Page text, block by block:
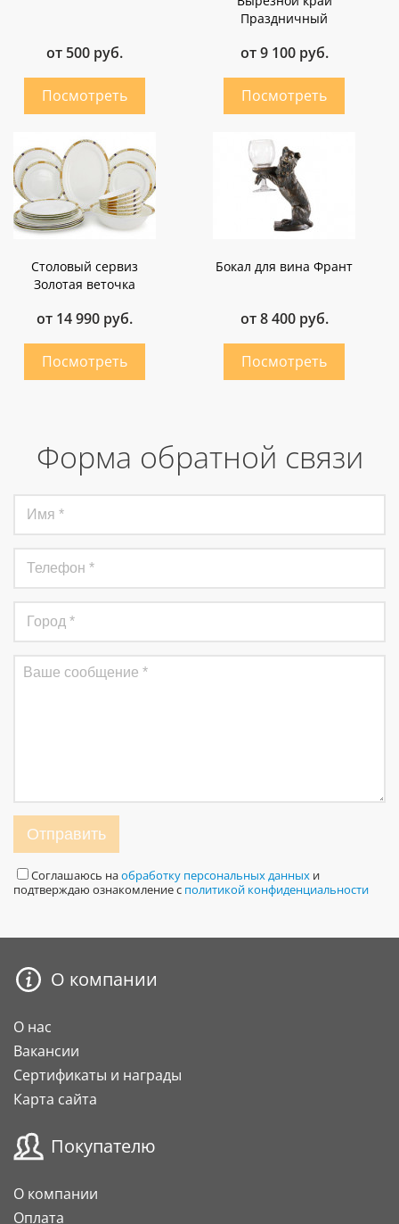
от 500 руб.
Праздничный
от 9 100 руб.
Столовый сервиз
Золотая веточка
от 14 990 руб.
Бокал для вина Франт
от 8 400 руб.
Форма обратной связи
Отправить
Соглашаюсь наобработку персональных данных и
подтверждаю ознакомление с политикой конфиденциальности
О компании
О нас
Вакансии
Сертификаты и награды
Карта сайта
Покупателю
О компании
Оплата